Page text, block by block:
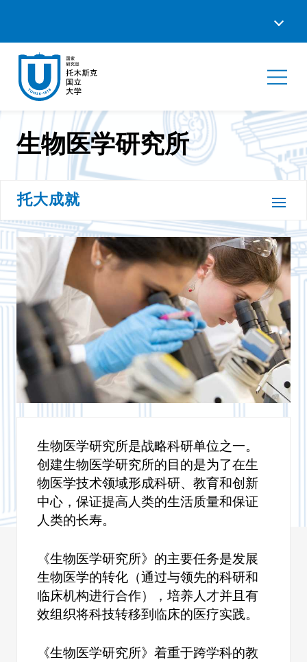
生物医学研究所
托大成就
关于托大
院系设置
我的托大
托木斯克
信息共享
孔子学院
TSSW: 横跨西伯利亚科研之路》
生物医学研究所
智能材料与科技研究所
SECNET
生物医学研究所是战略科研单位之一。
创建生物医学研究所的目的是为了在生
物医学技术领域形成科研、教育和创新
中心，保证提高人类的生活质量和保证
人类的长寿。
《生物医学研究所》的主要任务是发展
生物医学的转化（通过与领先的科研和
临床机构进行合作），培养人才并且有
效组织将科技转移到临床的医疗实践。
《生物医学研究所》着重于跨学科的教